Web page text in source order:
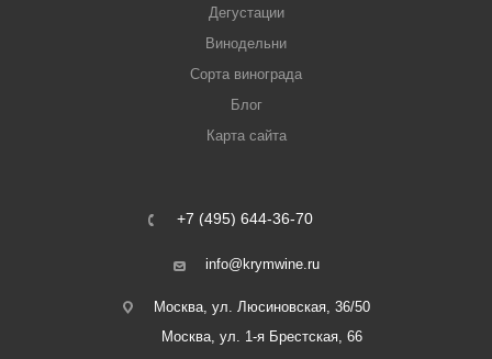
Дегустации
Винодельни
Сорта винограда
Блог
Карта сайта
+7 (495) 644-36-70
info@krymwine.ru
Москва, ул. Люсиновская, 36/50
Москва, ул. 1-я Брестская, 66